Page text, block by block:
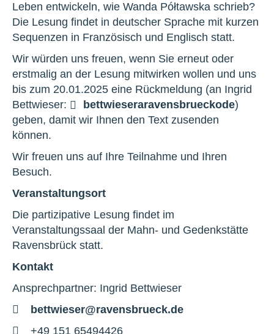
Leben entwickeln, wie Wanda Półtawska schrieb?
Die Lesung findet in deutscher Sprache mit kurzen
Sequenzen in Französisch und Englisch statt.
Wir würden uns freuen, wenn Sie erneut oder
erstmalig an der Lesung mitwirken wollen und uns
bis zum 20.01.2025 eine Rückmeldung (an Ingrid
Bettwieser:
bettwieseraravensbrueckode)
geben, damit wir Ihnen den Text zusenden
können.
Wir freuen uns auf Ihre Teilnahme und Ihren
Besuch.
Veranstaltungsort
Die partizipative Lesung findet im
Veranstaltungssaal der Mahn- und Gedenkstätte
Ravensbrück statt.
Kontakt
Ansprechpartner: Ingrid Bettwieser
E-
Mail
bettwieser@ravensbrueck.de
Telefon
+49 151 65494426